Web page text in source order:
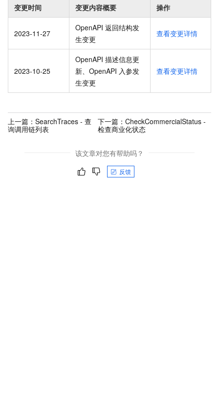
变更时间 变更内容概要 操作
2023-11-27
OpenAPI 返回结构发
生变更
查看变更详情
2023-10-25
OpenAPI 描述信息更
新、OpenAPI 入参发
生变更
查看变更详情
上一篇： SearchTraces - 查
询调用链列表
下一篇： CheckCommercialStatus -
检查商业化状态
该文章对您有帮助吗？
反馈